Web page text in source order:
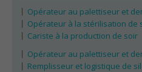
Opérateur au palettiseur et
Opérateur à la stérilisation de
Cariste à la production de soir
Opérateur au palettiseur et
Remplisseur et logistique de